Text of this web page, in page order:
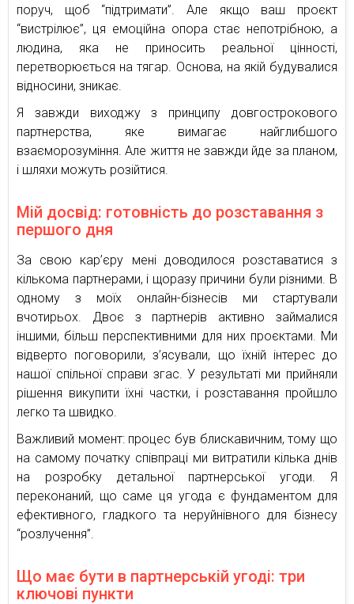
поруч, щоб “підтримати”. Але якщо ваш проєкт
“вистрілює”, ця емоційна опора стає непотрібною, а
людина, яка не приносить реальної цінності,
перетворюється на тягар. Основа, на якій будувалися
відносини, зникає.
Я завжди виходжу з принципу довгострокового
партнерства, яке вимагає найглибшого
взаєморозуміння. Але життя не завжди йде за планом,
і шляхи можуть розійтися.
Мій досвід: готовність до розставання з
першого дня
За свою кар’єру мені доводилося розставатися з
кількома партнерами, і щоразу причини були різними. В
одному з моїх онлайн-бізнесів ми стартували
вчотирьох. Двоє з партнерів активно займалися
іншими, більш перспективними для них проєктами. Ми
відверто поговорили, з’ясували, що їхній інтерес до
нашої спільної справи згас. У результаті ми прийняли
рішення викупити їхні частки, і розставання пройшло
легко та швидко.
Важливий момент: процес був блискавичним, тому що
на самому початку співпраці ми витратили кілька днів
на розробку детальної партнерської угоди. Я
переконаний, що саме ця угода є фундаментом для
ефективного, гладкого та неруйнівного для бізнесу
“розлучення”.
Що має бути в партнерській угоді: три
ключові пункти